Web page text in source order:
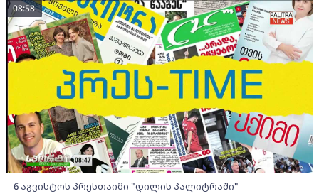
6 აგვისტოს პრესთაიმი "დილის პალიტრაში"
08:58